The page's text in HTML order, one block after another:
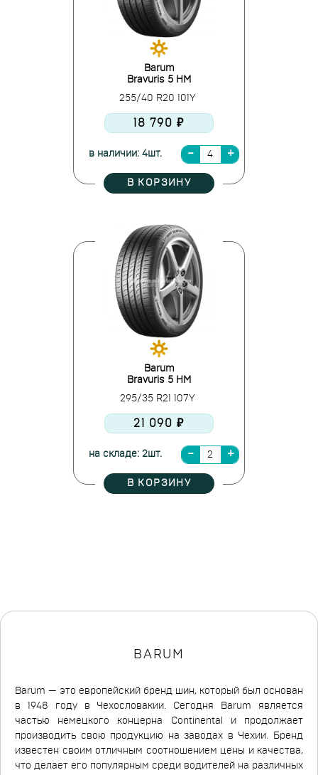
Barum
Bravuris 5 HM
255/40 R20 101Y
18 790 ₽
в наличии: 4шт.
В КОРЗИНУ
Barum
Bravuris 5 HM
295/35 R21 107Y
21 090 ₽
на складе: 2шт.
В КОРЗИНУ
BARUM
Barum — это европейский бренд шин, который был основан
в 1948 году в Чехословакии. Сегодня Barum является
частью немецкого концерна Continental и продолжает
производить свою продукцию на заводах в Чехии. Бренд
известен своим отличным соотношением цены и качества,
что делает его популярным среди водителей на различных